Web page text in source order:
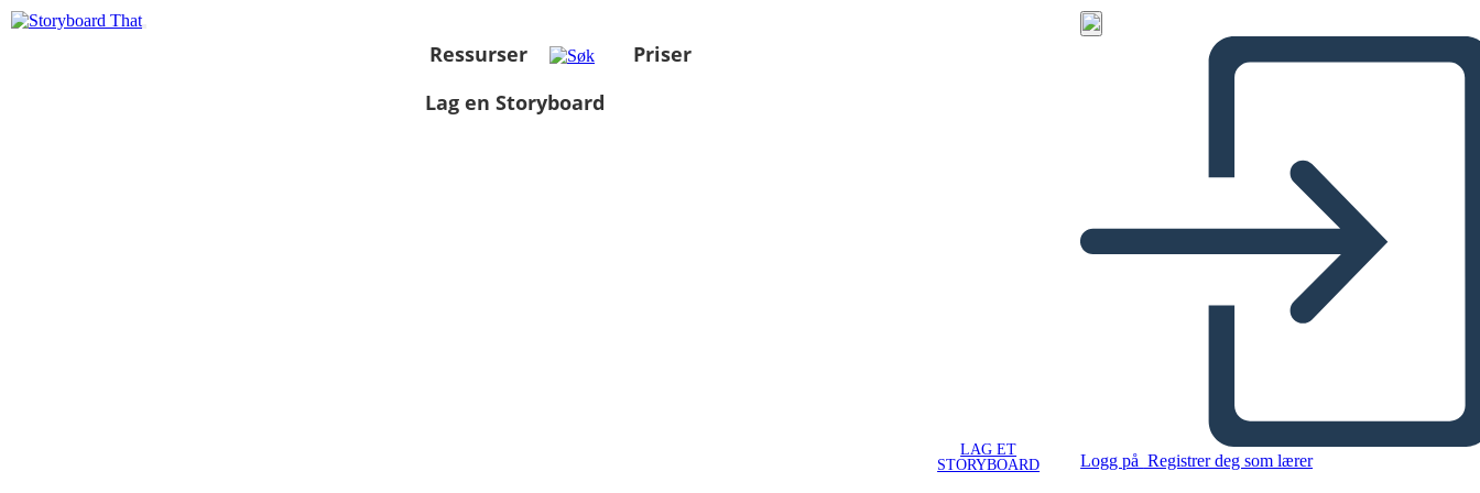
Ressurser
Priser
Lag en Storyboard
LAG ET
STORYBOARD
Logg på Registrer deg som lærer